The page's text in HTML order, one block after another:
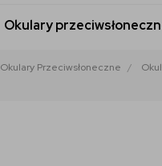
Okulary
Okulary Przeciwsłoneczne